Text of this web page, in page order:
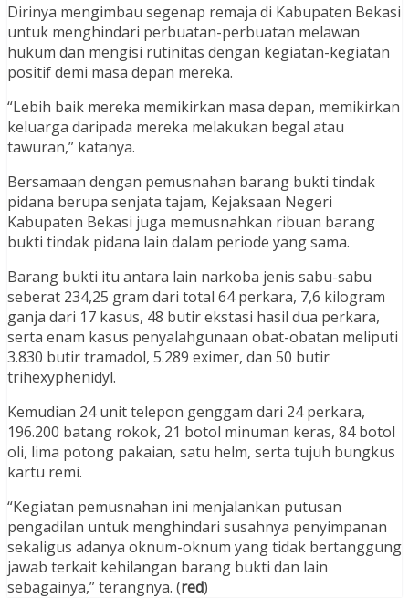
Dirinya mengimbau segenap remaja di Kabupaten Bekasi
untuk menghindari perbuatan-perbuatan melawan
hukum dan mengisi rutinitas dengan kegiatan-kegiatan
positif demi masa depan mereka.
“Lebih baik mereka memikirkan masa depan, memikirkan
keluarga daripada mereka melakukan begal atau
tawuran,” katanya.
Bersamaan dengan pemusnahan barang bukti tindak
pidana berupa senjata tajam, Kejaksaan Negeri
Kabupaten Bekasi juga memusnahkan ribuan barang
bukti tindak pidana lain dalam periode yang sama.
Barang bukti itu antara lain narkoba jenis sabu-sabu
seberat 234,25 gram dari total 64 perkara, 7,6 kilogram
ganja dari 17 kasus, 48 butir ekstasi hasil dua perkara,
serta enam kasus penyalahgunaan obat-obatan meliputi
3.830 butir tramadol, 5.289 eximer, dan 50 butir
trihexyphenidyl.
Kemudian 24 unit telepon genggam dari 24 perkara,
196.200 batang rokok, 21 botol minuman keras, 84 botol
oli, lima potong pakaian, satu helm, serta tujuh bungkus
kartu remi.
“Kegiatan pemusnahan ini menjalankan putusan
pengadilan untuk menghindari susahnya penyimpanan
sekaligus adanya oknum-oknum yang tidak bertanggung
jawab terkait kehilangan barang bukti dan lain
sebagainya,” terangnya. (red)